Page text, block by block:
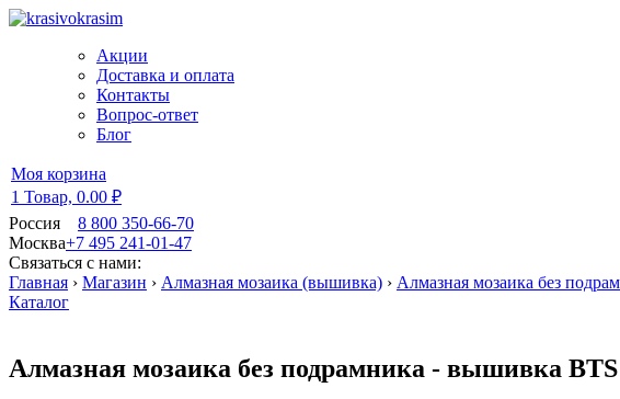
Акции
Доставка и оплата
Контакты
Вопрос-ответ
Блог
Моя корзина
1 Товар, 0.00 ₽
Россия
8 800 350-66-70
Москва+7 495 241-01-47
Связаться с нами:
Главная › Магазин › Алмазная мозаика (вышивка) › Алмазная мозаика без
Каталог
Алмазная мозаика без подрамника - вышивка